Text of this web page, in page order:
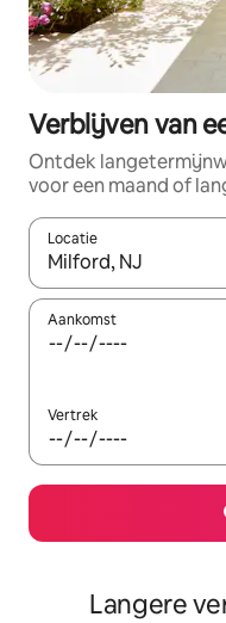
Verblijven van
Ontdek
voor een maand of
Locatie
Wanneer er
Aankomst
Vertrek
Langere